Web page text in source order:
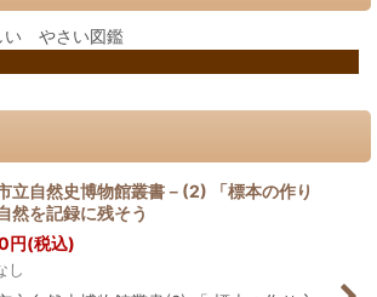
い やさい図鑑
立自然史博物館叢書－(2) 「標本の作り
然を記録に残そう
円(税込)
し